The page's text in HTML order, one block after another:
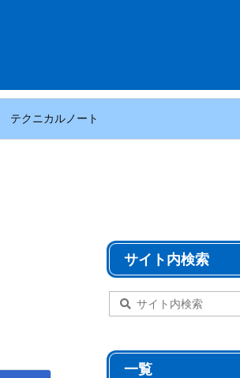
テクニカルノート
サイト内検索
一覧